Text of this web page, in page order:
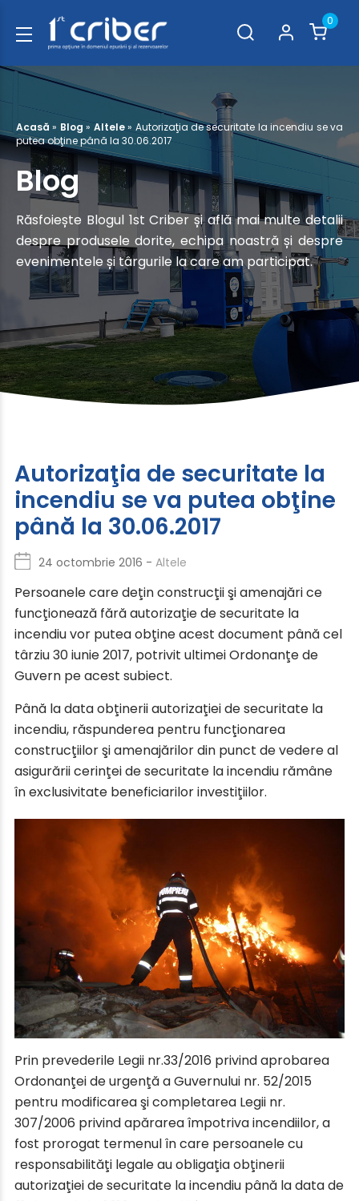
0
Acasă » Blog »Altele» Autorizaţia de securitate la incendiu se va
putea obţine până la 30.06.2017
Blog
Răsfoiește Blogul 1st Criber și află mai multe detalii
despre produsele dorite, echipa noastră și despre
evenimentele și târgurile la care am participat.
Autorizaţia de securitate la
incendiu se va putea obţine
până la 30.06.2017
24 octombrie 2016 - Altele
Persoanele care deţin construcţii şi amenajări ce
funcţionează fără autorizaţie de securitate la
incendiu vor putea obţine acest document până cel
târziu 30 iunie 2017, potrivit ultimei Ordonanţe de
Guvern pe acest subiect.
Până la data obţinerii autorizaţiei de securitate la
incendiu, răspunderea pentru funcţionarea
construcţiilor şi amenajărilor din punct de vedere al
asigurării cerinţei de securitate la incendiu rămâne
în exclusivitate beneficiarilor investiţiilor.
Prin prevederile Legii nr.33/2016 privind aprobarea
Ordonanţei de urgenţă a Guvernului nr. 52/2015
pentru modificarea şi completarea Legii nr.
307/2006 privind apărarea împotriva incendiilor, a
fost prorogat termenul în care persoanele cu
responsabilităţi legale au obligaţia obţinerii
autorizaţiei de securitate la incendiu până la data de